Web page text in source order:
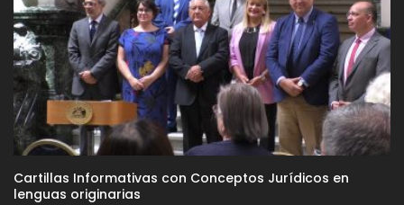
Cartillas Informativas con Conceptos Jurídicos en
lenguas originarias